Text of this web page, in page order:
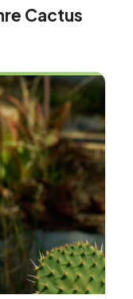
Cactus